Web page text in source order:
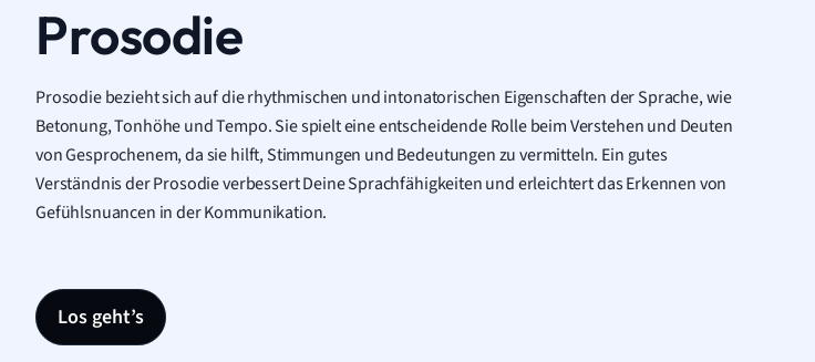
Prosodie
Prosodie bezieht sich auf die rhythmischen und intonatorischen Eigenschaften der Sprache, wie
Betonung, Tonhöhe und Tempo. Sie spielt eine entscheidende Rolle beim Verstehen und Deuten
von Gesprochenem, da sie hilft, Stimmungen und Bedeutungen zu vermitteln. Ein gutes
Verständnis der Prosodie verbessert Deine Sprachfähigkeiten und erleichtert das Erkennen von
Gefühlsnuancen in der Kommunikation.
Los geht’s